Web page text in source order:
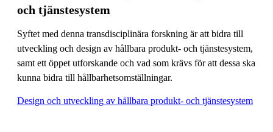
och tjänstesystem
Syftet med denna transdisciplinära forskning är att bidra till
utveckling och design av hållbara produkt- och tjänstesystem,
samt ett öppet utforskande och vad som krävs för att dessa ska
kunna bidra till hållbarhetsomställningar.
Design och utveckling av hållbara produkt- och tjänstesystem